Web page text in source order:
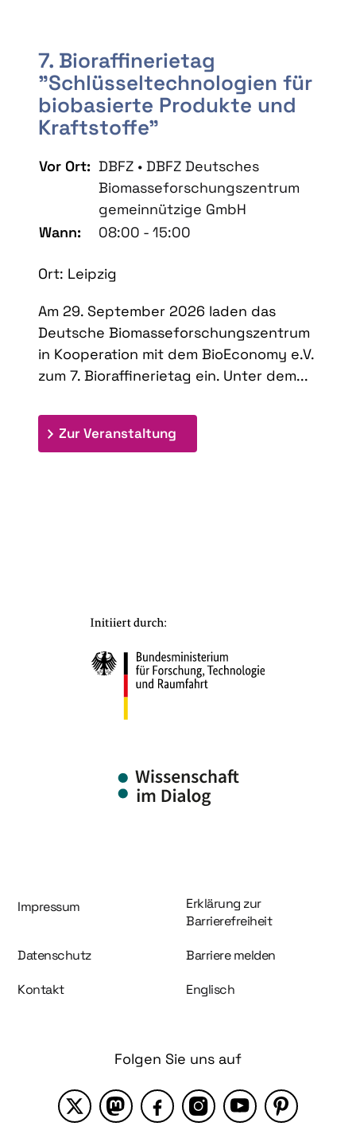
7. Bioraffinerietag
"Schlüsseltechnologien für
biobasierte Produkte und
Kraftstoffe"
Vor Ort: DBFZ • DBFZ Deutsches
Biomasseforschungszentrum
gemeinnützige GmbH
Wann:
08:00 - 15:00
Ort: Leipzig
Am 29. September 2026 laden das
Deutsche Biomasseforschungszentrum
in Kooperation mit dem BioEconomy e.V.
zum 7. Bioraffinerietag ein. Unter dem...
Zur Veranstaltung
Information und Service
Impressum
Erklärung zur
Barrierefreiheit
Datenschutz Barriere melden
Kontakt Englisch
Folgen Sie uns auf